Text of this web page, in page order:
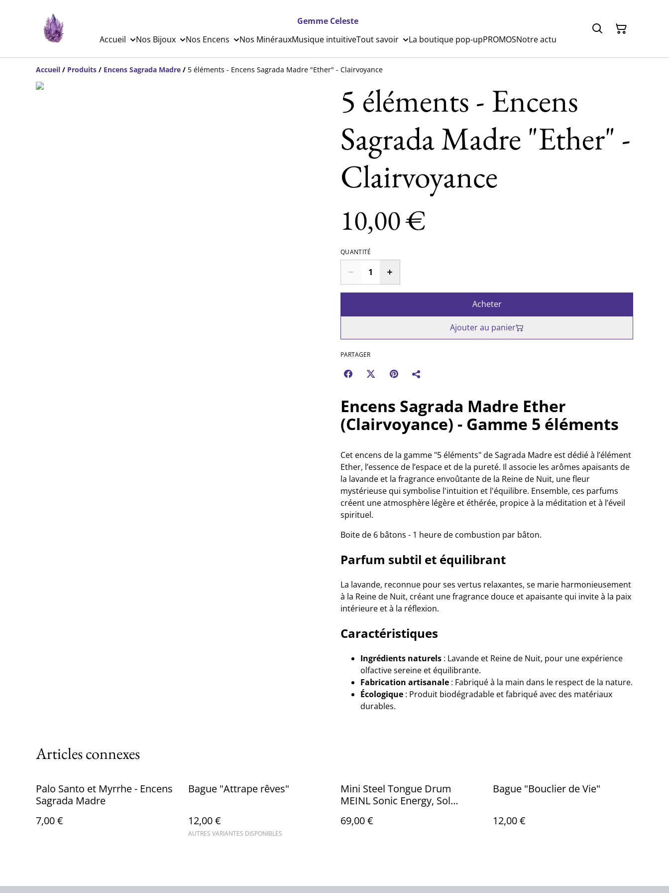
Gemme Celeste
Accueil
Nos Bijoux Nos Encens Nos MinérauxMusique intuitiveTout savoir La boutique pop-upPROMOSNotre actu
Accueil / Produits / Encens Sagrada Madre / 5 éléments - Encens Sagrada Madre "Ether" - Clairvoyance
5 éléments - Encens
Sagrada Madre "Ether" -
Clairvoyance
10,00 €
QUANTITÉ
Acheter
Ajouter au panier
PARTAGER
Encens Sagrada Madre Ether
(Clairvoyance) - Gamme 5 éléments
Cet encens de la gamme "5 éléments" de Sagrada Madre est dédié à l’élément
Ether, l’essence de l’espace et de la pureté. Il associe les arômes apaisants de
la lavande et la fragrance envoûtante de la Reine de Nuit, une fleur
mystérieuse qui symbolise l'intuition et l'équilibre. Ensemble, ces parfums
créent une atmosphère légère et éthérée, propice à la méditation et à l’éveil
spirituel.
Boite de 6 bâtons - 1 heure de combustion par bâton.
Parfum subtil et équilibrant
La lavande, reconnue pour ses vertus relaxantes, se marie harmonieusement
à la Reine de Nuit, créant une fragrance douce et apaisante qui invite à la paix
intérieure et à la réflexion.
Caractéristiques
Ingrédients naturels : Lavande et Reine de Nuit, pour une expérience
olfactive sereine et équilibrante.
Fabrication artisanale : Fabriqué à la main dans le respect de la nature.
Écologique : Produit biodégradable et fabriqué avec des matériaux
durables.
Articles connexes
Palo Santo et Myrrhe - Encens
Sagrada Madre
7,00 €
Bague "Attrape rêves"
12,00 €
AUTRES VARIANTES DISPONIBLES
Mini Steel Tongue Drum
MEINL Sonic Energy, Sol
69,00 €
Bague "Bouclier de Vie"
12,00 €